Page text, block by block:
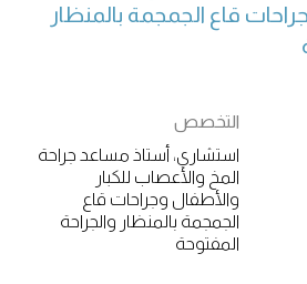
قاع الجمجمة بالمنظار
التخصص
استشاري، أستاذ مساعد جراحة
المخ والأعصاب للكبار
والأطفال وجراحات قاع
الجمجمة بالمنظار والجراحة
المفتوحة